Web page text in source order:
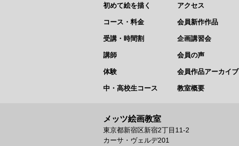
初めて絵を描く
コース・料金
受講・時間割
講師
体験
中・高校生コース
アクセス
会員新作作品
企画講習会
会員の声
会員作品アーカイブ
教室概要
メッツ絵画教室
東京都新宿区新宿2丁目11-2
カーサ・ヴェルデ201